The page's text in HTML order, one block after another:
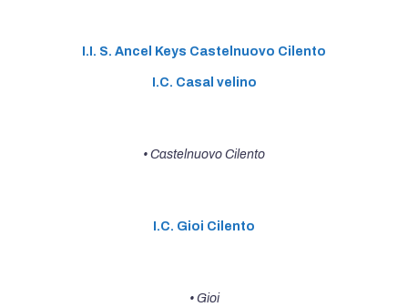
I.I. S. Ancel Keys Castelnuovo Cilento
I.C. Casal velino
• Castelnuovo Cilento
I.C. Gioi Cilento
• Gioi